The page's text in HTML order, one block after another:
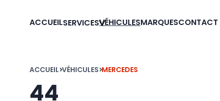
ACCUEILSERVICESVÉHICULESMARQUESCONTACT
ACCUEIL VÉHICULES MERCEDES
44